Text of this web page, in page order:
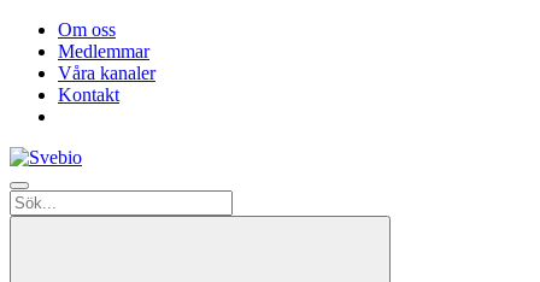
Om oss
Medlemmar
Våra kanaler
Kontakt